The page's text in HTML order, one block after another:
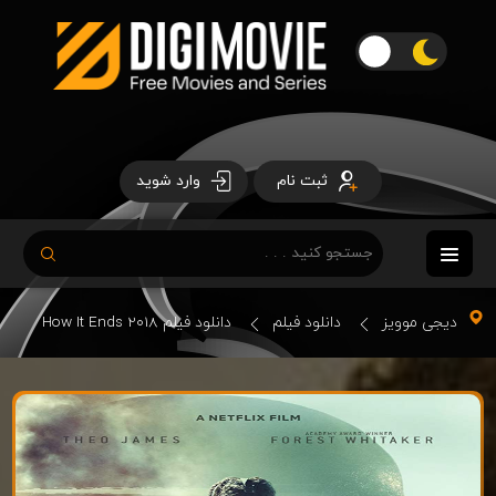
ثبت نام وارد شوید
دیجی موویز دانلود فیلم دانلود فیلم How It Ends 2018